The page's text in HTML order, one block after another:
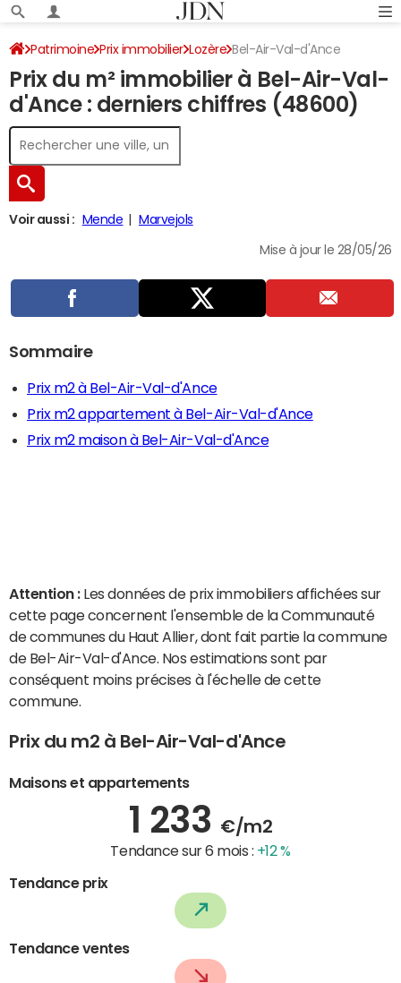
Patrimoine Prix immobilier Lozère Bel-Air-Val-d'Ance
Prix du m² immobilier à Bel-Air-Val-
d'Ance : derniers chiffres (48600)
Voir aussi : Mende Marvejols
Mise à jour le 28/05/26
Sommaire
Prix m2 à Bel-Air-Val-d'Ance
Prix m2 appartement à Bel-Air-Val-d'Ance
Prix m2 maison à Bel-Air-Val-d'Ance
Attention : Les données de prix immobiliers affichées sur
cette page concernent l'ensemble de la Communauté
de communes du Haut Allier, dont fait partie la commune
de Bel-Air-Val-d'Ance. Nos estimations sont par
conséquent moins précises à l'échelle de cette
commune.
Prix du m2 à Bel-Air-Val-d'Ance
Maisons et appartements
1 233 €/m2
Tendance sur 6 mois : +12 %
Tendance prix
Tendance ventes